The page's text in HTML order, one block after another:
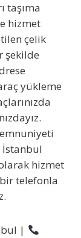
taşıma
hizmet
çelik
şekilde
yükleme
İstanbul
hizmet
telefonla
|